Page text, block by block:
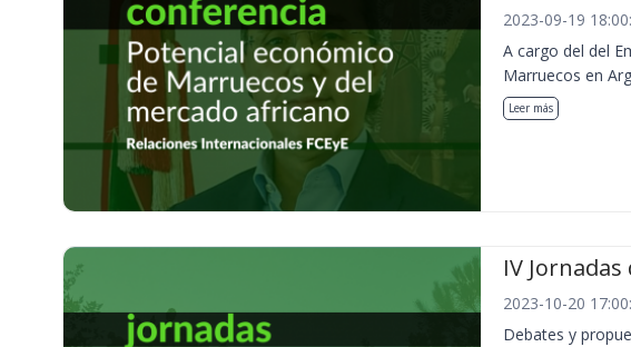
2023-09-19
A cargo del del
Marruecos en
Leer más
IV
2023-10-20
Debates y